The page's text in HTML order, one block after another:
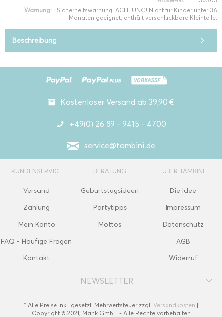
Warnung:
Sicherheitswarnung! ACHTUNG! Nicht für Kinder unter 36
Monaten geeignet, enthält verschluckbare Kleinteile.
Beschreibung
Kostenloser Versand ab 39,90 €
+49(0) 26 89 - 9415 - 4700
service@tambini.de
KUNDENSERVICE
Versand
Zahlung
Mein Konto
FAQ - Häufige Fragen
Kontakt
BERATUNG
Geburtstagsideen
Partytipps
Mottos
ÜBER TAMBINI
Die Idee
Impressum
Datenschutz
AGB
Widerruf
NEWSLETTER
* Alle Preise inkl. gesetzl. Mehrwertsteuer zzgl. Versandkosten |
Copyright © 2021, Mank GmbH - Alle Rechte vorbehalten